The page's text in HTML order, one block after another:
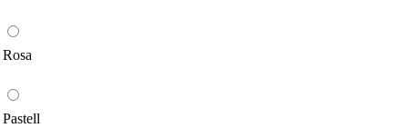
Rosa
Pastell Lila